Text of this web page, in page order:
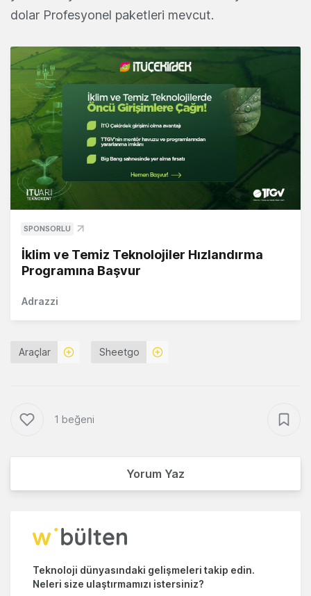
dolar Profesyonel paketleri mevcut.
SPONSORLU
İklim ve Temiz Teknolojiler Hızlandırma
Programına Başvur
Adrazzi
Araçlar Sheetgo
1 beğeni
Yorum Yaz
Teknoloji dünyasındaki gelişmeleri takip edin.
Neleri size ulaştırmamızı istersiniz?